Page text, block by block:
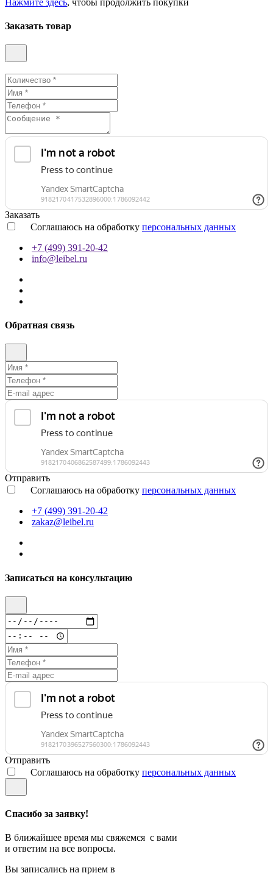
Заказать товар
Заказать
Соглашаюсь на обработку персональных данных
+7 (499) 391-20-42
info@leibel.ru
Обратная связь
Отправить
Соглашаюсь на обработку персональных данных
+7 (499) 391-20-42
zakaz@leibel.ru
Записаться на консультацию
Отправить
Соглашаюсь на обработку персональных данных
Спасибо за заявку!
В ближайшее время мы свяжемся с вами
и ответим на все вопросы.
Вы записались на прием в